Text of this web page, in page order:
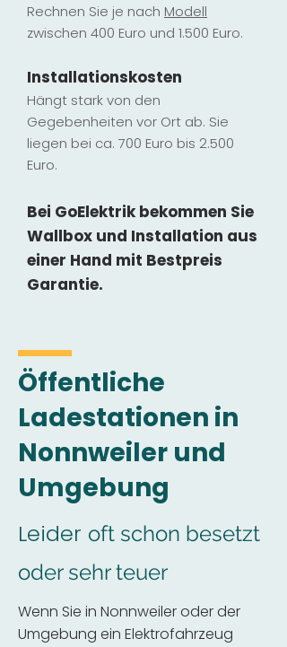
Rechnen Sie je nach Modell
zwischen 400 Euro und 1.500 Euro.
Installationskosten
Hängt stark von den
Gegebenheiten vor Ort ab. Sie
liegen bei ca. 700 Euro bis 2.500
Euro.
Bei GoElektrik bekommen Sie
Wallbox und Installation aus
einer Hand mit Bestpreis
Garantie.
Öffentliche
Ladestationen in
Nonnweiler und
Umgebung
Leider oft schon besetzt
oder sehr teuer
Wenn Sie in Nonnweiler oder der
Umgebung ein Elektrofahrzeug